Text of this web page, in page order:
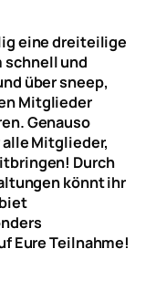
eine dreiteilige
schnell und
über sneep,
Mitglieder
Genauso
Mitglieder,
Durch
könnt ihr
Eure Teilnahme!